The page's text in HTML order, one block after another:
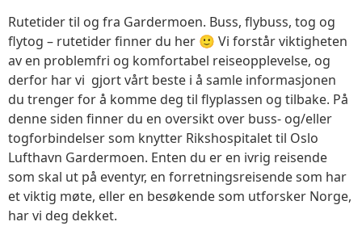
Rutetider til og fra Gardermoen. Buss, flybuss, tog og
flytog – rutetider finner du her 🙂 Vi forstår viktigheten
av en problemfri og komfortabel reiseopplevelse, og
derfor har vi gjort vårt beste i å samle informasjonen
du trenger for å komme deg til flyplassen og tilbake. På
denne siden finner du en oversikt over buss- og/eller
togforbindelser som knytter Rikshospitalet til Oslo
Lufthavn Gardermoen. Enten du er en ivrig reisende
som skal ut på eventyr, en forretningsreisende som har
et viktig møte, eller en besøkende som utforsker Norge,
har vi deg dekket.